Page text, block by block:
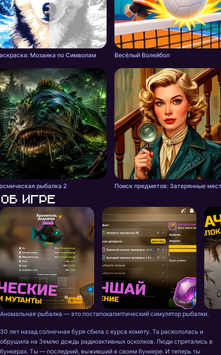
Мозаика по Символам Весёлый Волейбол
рыбалка 2 Поиск предметов: Затерянные
Об игре
Аномальная рыбалка — это постапокалиптический симулятор рыбалки.
30 лет назад солнечная буря сбила с курса комету. Та раскололась и
обрушила на Землю дождь радиоактивных осколков. Люди спрятались в
бункерах. Ты — последний, выживший в своем бункере. И теперь ты